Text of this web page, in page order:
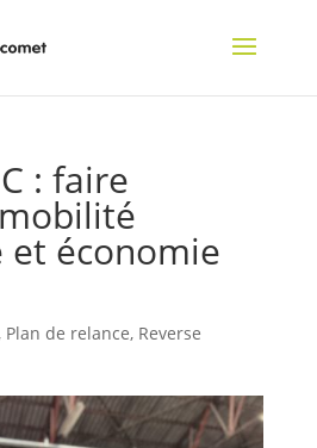
: faire
économie
Plan de relance, Reverse